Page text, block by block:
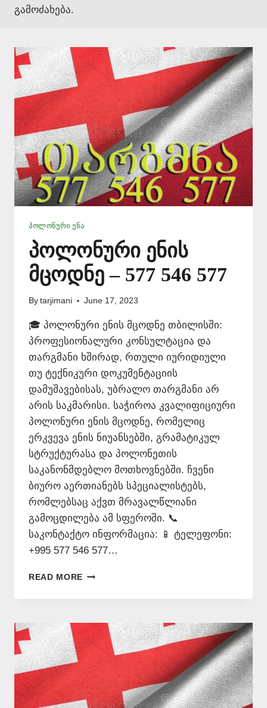
გამოძახება.
ᲞᲝᲚᲝᲜᲣᲠᲘ ᲔᲜᲐ
პოლონური ენის
მცოდნე – 577 546 577
By tarjimani June 17, 2023
🎓 პოლონური ენის მცოდნე თბილისში:
პროფესიონალური კონსულტაცია და
თარგმანი ხშირად, რთული იურიდიული
თუ ტექნიკური დოკუმენტაციის
დამუშავებისას, უბრალო თარგმანი არ
არის საკმარისი. საჭიროა კვალიფიციური
პოლონური ენის მცოდნე, რომელიც
ერკვევა ენის ნიუანსებში, გრამატიკულ
სტრუქტურასა და პოლონეთის
საკანონმდებლო მოთხოვნებში. ჩვენი
ბიურო აერთიანებს სპეციალისტებს,
რომლებსაც აქვთ მრავალწლიანი
გამოცდილება ამ სფეროში. 📞
საკონტაქტო ინფორმაცია: 📱 ტელეფონი:
+995 577 546 577…
READ MORE ᲞᲝᲚᲝᲜᲣᲠᲘ
ᲛᲪᲝᲓᲜᲔ
577
546
577